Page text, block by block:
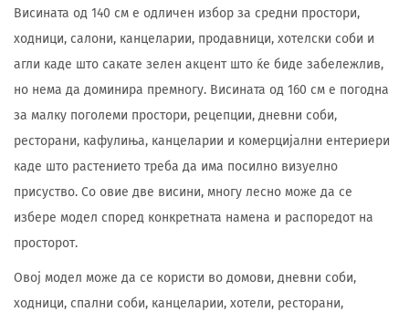
Висината од 140 см е одличен избор за средни простори,
ходници, салони, канцеларии, продавници, хотелски соби и
агли каде што сакате зелен акцент што ќе биде забележлив,
но нема да доминира премногу. Висината од 160 см е погодна
за малку поголеми простори, рецепции, дневни соби,
ресторани, кафулиња, канцеларии и комерцијални ентериери
каде што растението треба да има посилно визуелно
присуство. Со овие две висини, многу лесно може да се
избере модел според конкретната намена и распоредот на
просторот.
Овој модел може да се користи во домови, дневни соби,
ходници, спални соби, канцеларии, хотели, ресторани,